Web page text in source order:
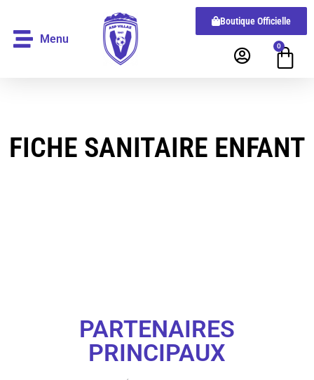
Menu
Boutique Officielle
0
FICHE SANITAIRE ENFANT
PARTENAIRES
PRINCIPAUX